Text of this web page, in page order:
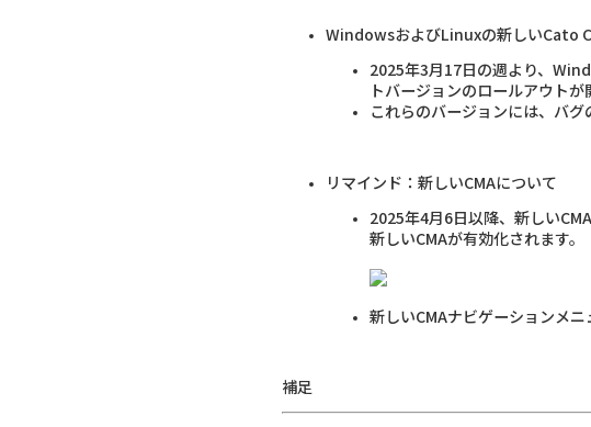
WindowsおよびLinuxの新しいCato
2025年3月17日の週より、
トバージョンのロールアウトが
これらのバージョンには、バグ
リマインド：新しいCMAについて
2025年4月6日以降、新しい
新しいCMAが有効化されます。
新しいCMAナビゲーションメ
補足